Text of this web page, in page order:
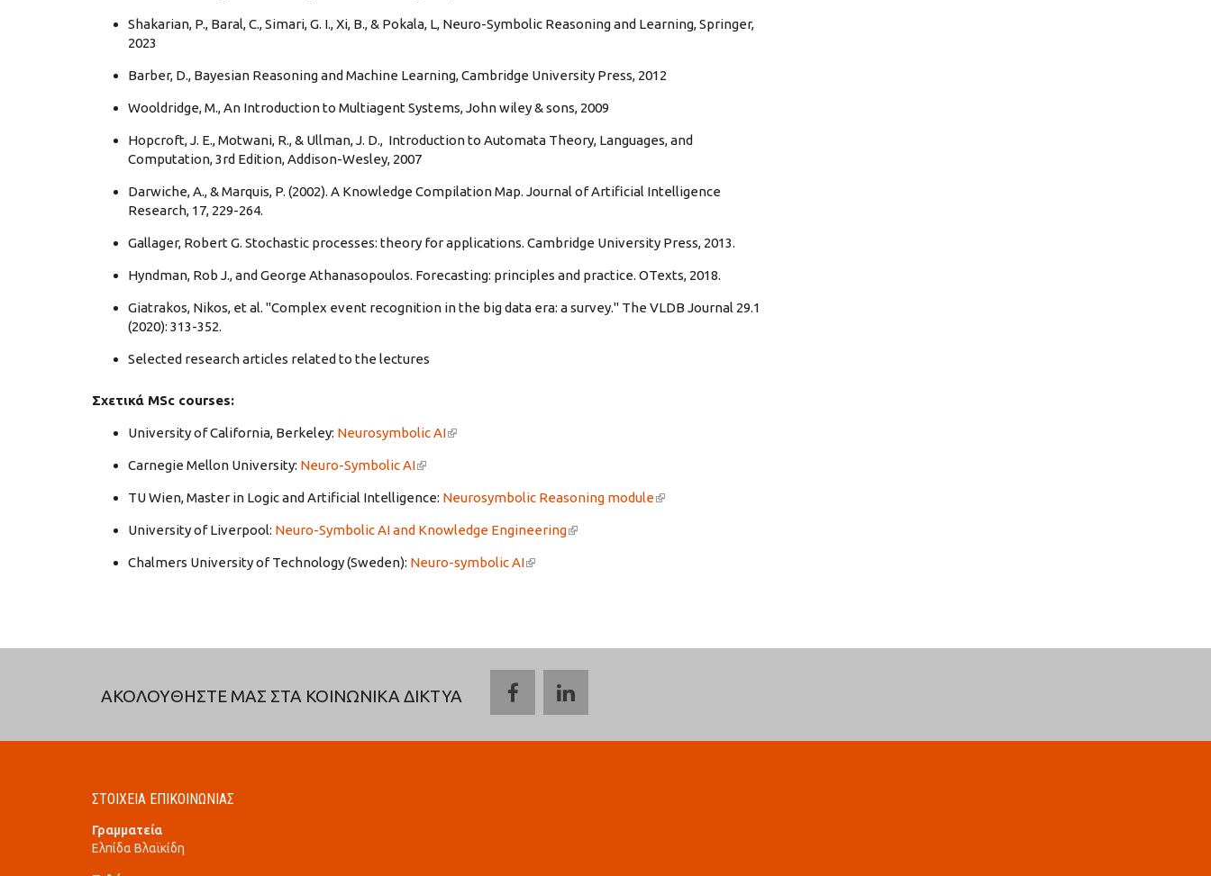
Shakarian, P., Baral, C., Simari, G. I., Xi, B., & Pokala, L, Neuro-Symbolic Reasoning and Learning, Springer,
2023
Barber, D., Bayesian Reasoning and Machine Learning, Cambridge University Press, 2012
Wooldridge, M., An Introduction to Multiagent Systems, John wiley & sons, 2009
Hopcroft, J. E., Motwani, R., & Ullman, J. D., Introduction to Automata Theory, Languages, and
Computation, 3rd Edition, Addison-Wesley, 2007
Darwiche, A., & Marquis, P. (2002). A Knowledge Compilation Map. Journal of Artificial Intelligence
Research, 17, 229-264.
Gallager, Robert G. Stochastic processes: theory for applications. Cambridge University Press, 2013.
Hyndman, Rob J., and George Athanasopoulos. Forecasting: principles and practice. OTexts, 2018.
Giatrakos, Nikos, et al. "Complex event recognition in the big data era: a survey." The VLDB Journal 29.1
(2020): 313-352.
Selected research articles related to the lectures
Σχετικά MSc courses:
University of California, Berkeley: Neurosymbolic AI(link is external)
Carnegie Mellon University: Neuro-Symbolic AI(link is external)
TU Wien, Master in Logic and Artificial Intelligence: Neurosymbolic Reasoning module(link is external)
University of Liverpool: Neuro-Symbolic AI and Knowledge Engineering(link is external)
Chalmers University of Technology (Sweden): Neuro-symbolic AI(link is external)
ΑΚΟΛΟΥΘΗΣΤΕ ΜΑΣ ΣΤΑ ΚΟΙΝΩΝΙΚΑ ΔΙΚΤΥΑ
ΣΤΟΙΧΕΙΑ ΕΠΙΚΟΙΝΩΝΙΑΣ
Γραμματεία
Ελπίδα Βλαϊκίδη